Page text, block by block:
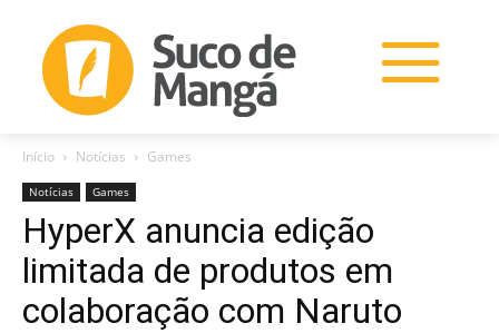
Início Notícias Games
Notícias Games
HyperX anuncia edição
limitada de produtos em
colaboração com Naruto